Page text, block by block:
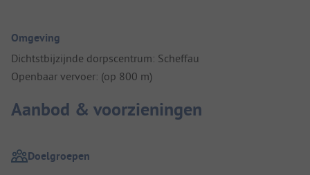
Omgeving
Dichtstbijzijnde dorpscentrum: Scheffau
Openbaar vervoer: (op 800 m)
Aanbod & voorzieningen
Doelgroepen